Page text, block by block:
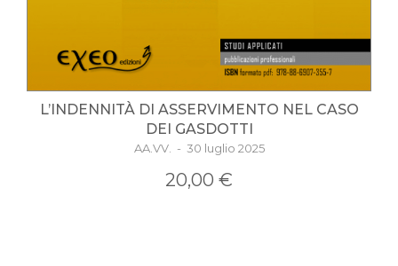
L’INDENNITÀ DI ASSERVIMENTO NEL CASO
DEI GASDOTTI
AA.VV. - 30 luglio 2025
20,00 €